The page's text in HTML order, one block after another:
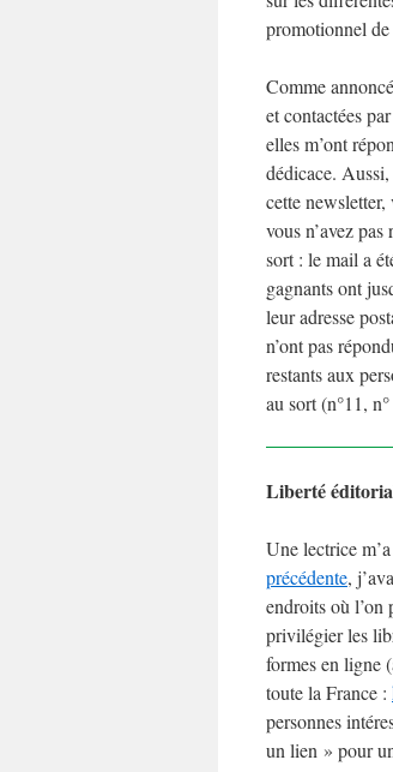
promotionnel
Comme
et contactées
elles m’ont
dédicace.
cette
vous n’avez
sort : le mail a
gagnants ont
leur adresse
n’ont pas
restants aux
au sort (n°11,
Liberté
Une lectrice
précédente,
endroits où l’on
privilégier les
formes en ligne
toute la France :
personnes
un lien » pour